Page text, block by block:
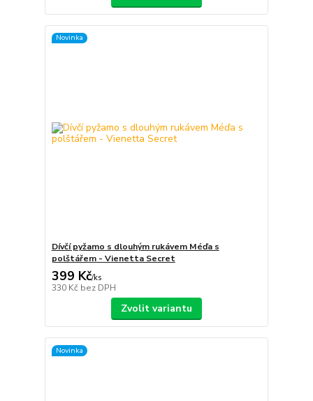
Novinka
Dívčí pyžamo s dlouhým rukávem Méďa s
polštářem - Vienetta Secret
399 Kč/ks
330 Kč bez DPH
Zvolit variantu
Novinka